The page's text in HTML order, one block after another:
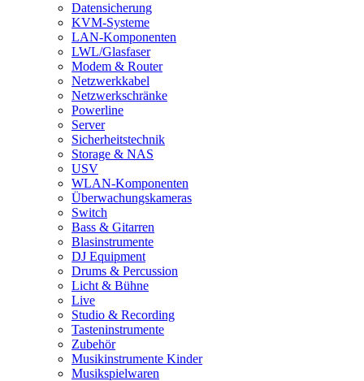
Datensicherung
KVM-Systeme
LAN-Komponenten
LWL/Glasfaser
Modem & Router
Netzwerkkabel
Netzwerkschränke
Powerline
Server
Sicherheitstechnik
Storage & NAS
USV
WLAN-Komponenten
Überwachungskameras
Switch
Bass & Gitarren
Blasinstrumente
DJ Equipment
Drums & Percussion
Licht & Bühne
Live
Studio & Recording
Tasteninstrumente
Zubehör
Musikinstrumente Kinder
Musikspielwaren